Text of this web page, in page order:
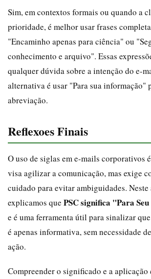
Sim, em contextos formais ou quando a
prioridade, é melhor usar frases
"Encaminho apenas para ciência" ou
conhecimento e arquivo". Essas
qualquer dúvida sobre a intenção do e-
alternativa é usar "Para sua informação"
abreviação.
Reflexoes Finais
O uso de siglas em e-mails corporativos
visa agilizar a comunicação, mas exige
cuidado para evitar ambiguidades.
explicamos que PSC significa "Para
e é uma ferramenta útil para sinalizar
é apenas informativa, sem necessidade
ação.
Compreender o significado e a aplicação